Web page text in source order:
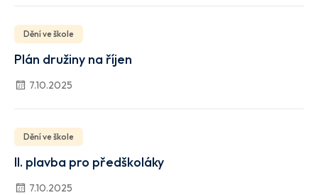
Dění ve škole
Plán družiny na říjen
7.10.2025
Dění ve škole
II. plavba pro předškoláky
7.10.2025